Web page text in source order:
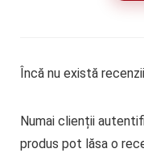
Încă nu există
Numai clienții
produs pot lăsa o